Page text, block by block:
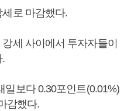
로 마감했다.
세 사이에서 투자자들이
.
보다 0.30포인트(0.01%)
감했다.